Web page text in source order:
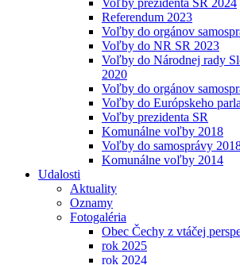
Voľby prezidenta SR 2024
Referendum 2023
Voľby do orgánov
Voľby do NR SR 2023
Voľby do Národnej rady
2020
Voľby do orgánov
Voľby do Európskeho
Voľby prezidenta SR
Komunálne voľby 2018
Voľby do samosprávy
Komunálne voľby 2014
Udalosti
Aktuality
Oznamy
Fotogaléria
Obec Čechy z vtáčej
rok 2025
rok 2024